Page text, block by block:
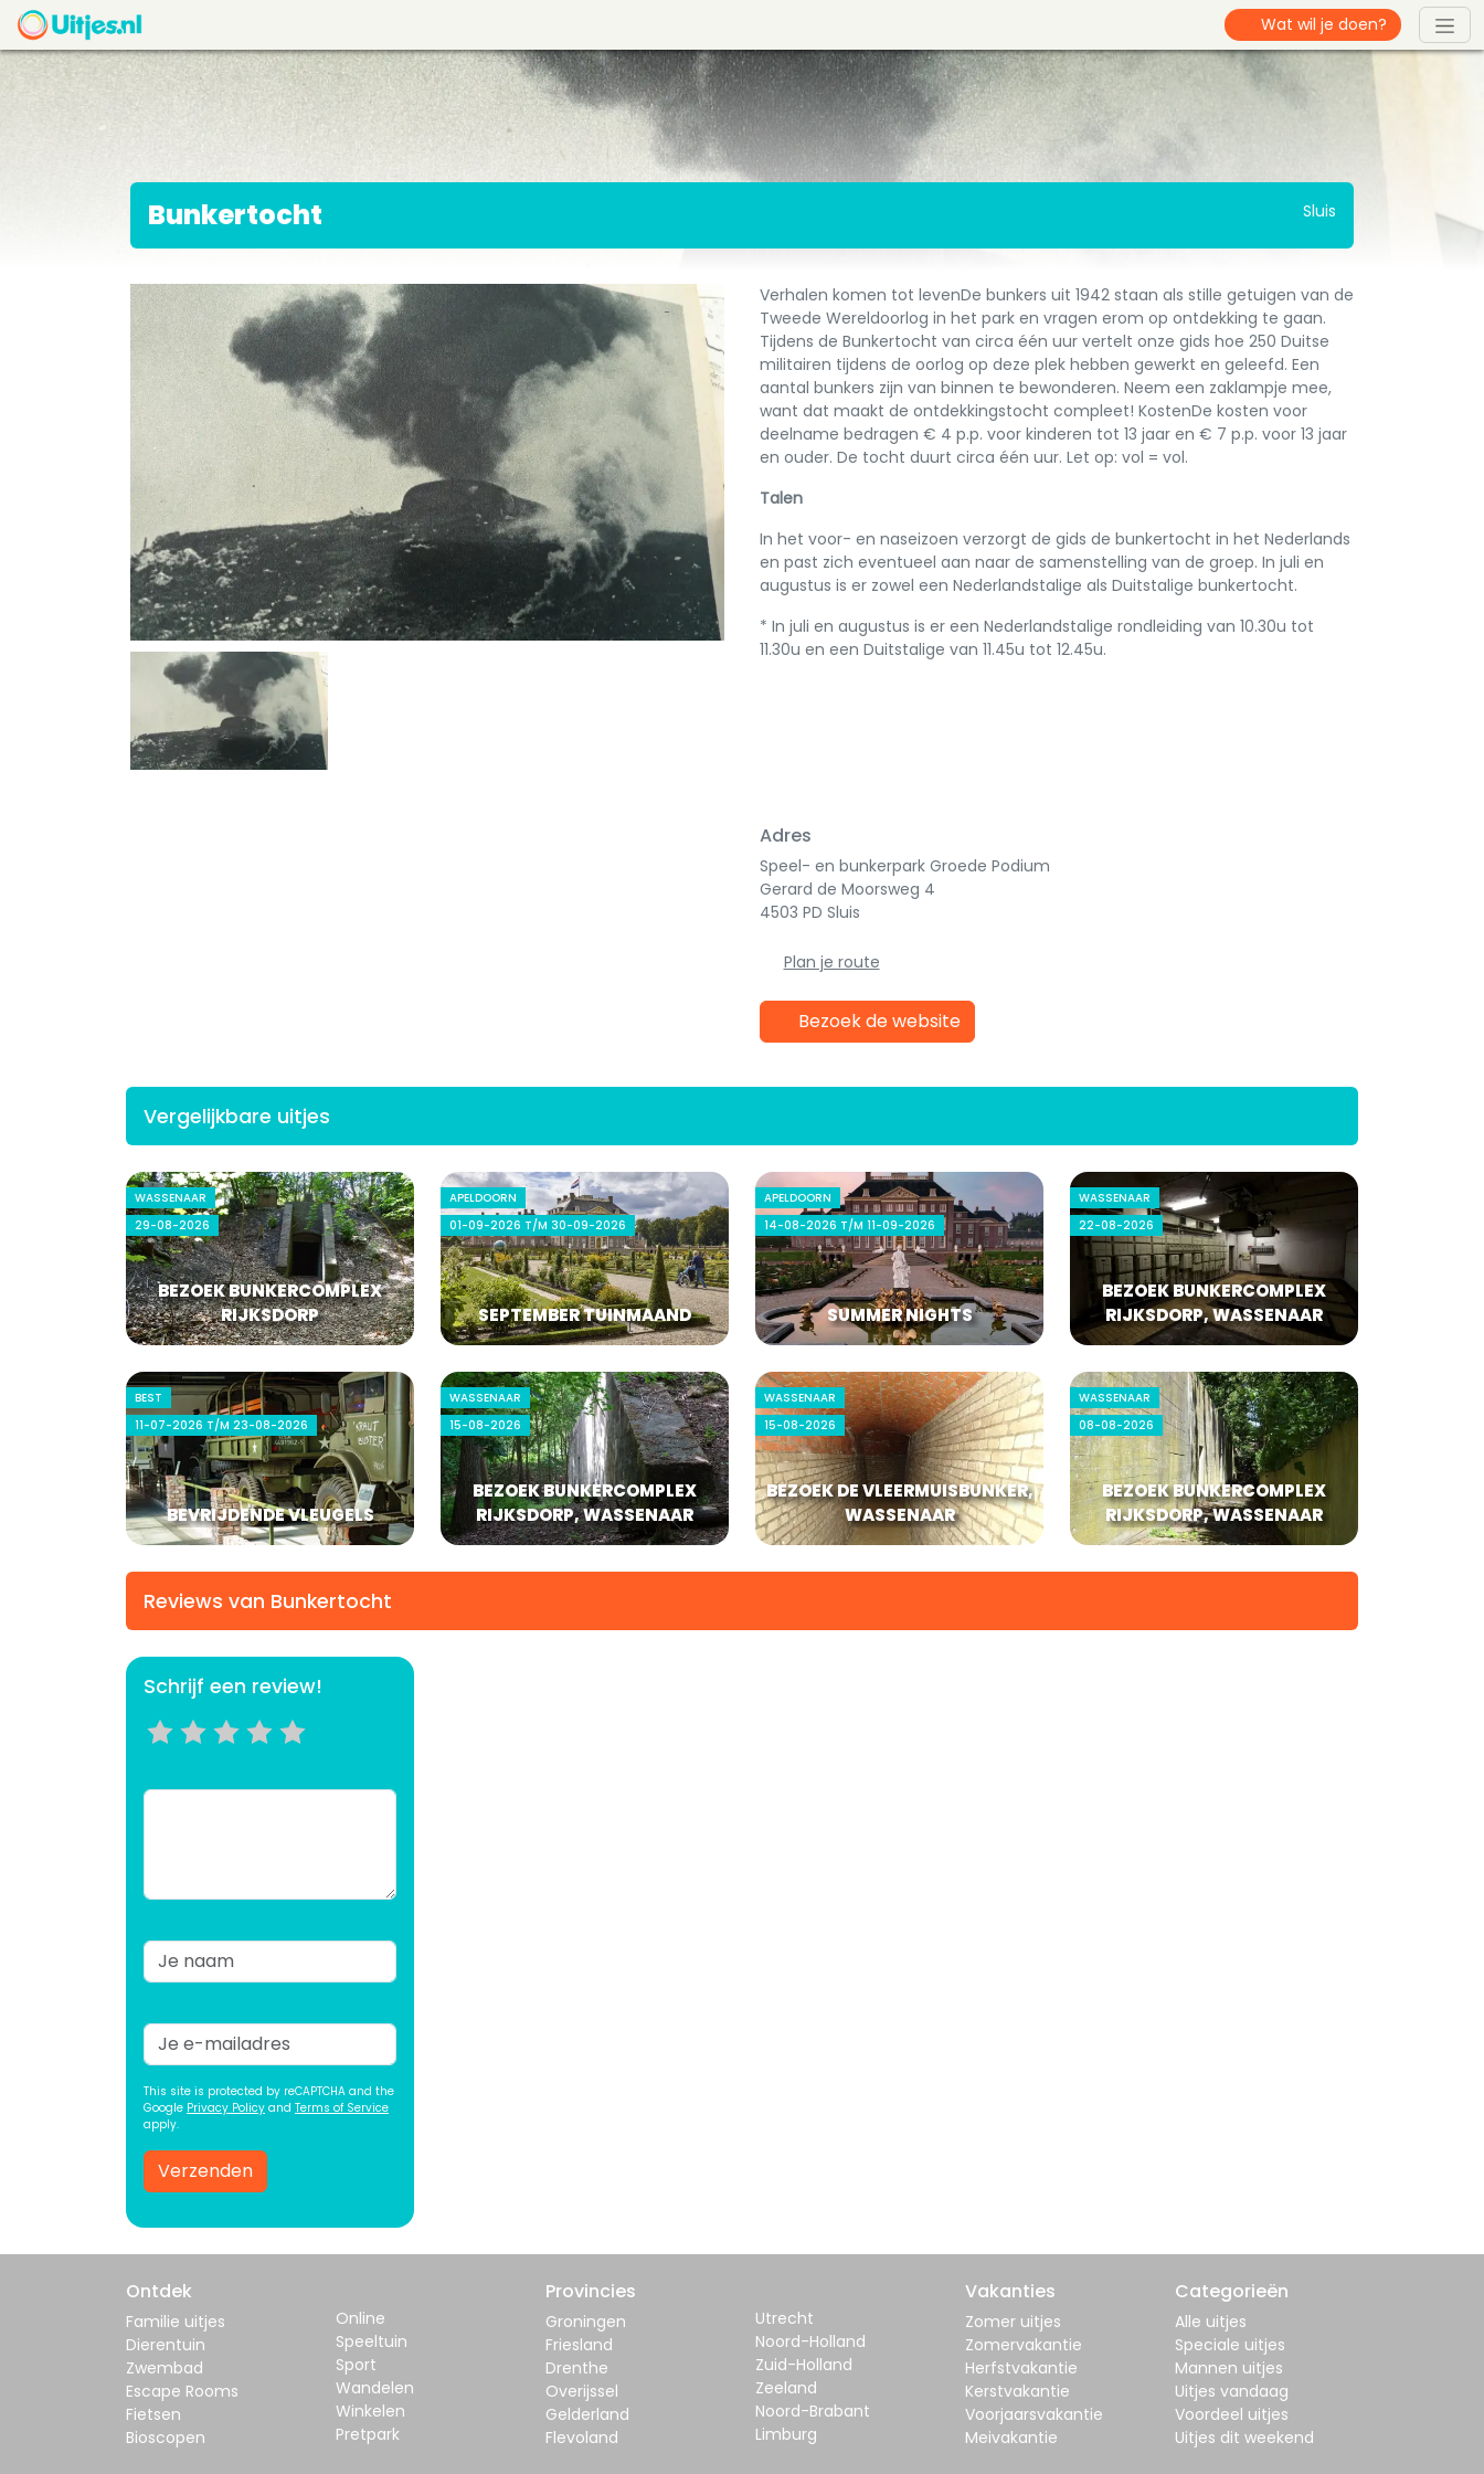
Bunkertocht Sluis
Verhalen komen tot levenDe bunkers uit 1942 staan als stille getuigen van de
Tweede Wereldoorlog in het park en vragen erom op ontdekking te gaan.
Tijdens de Bunkertocht van circa één uur vertelt onze gids hoe 250 Duitse
militairen tijdens de oorlog op deze plek hebben gewerkt en geleefd. Een
aantal bunkers zijn van binnen te bewonderen. Neem een zaklampje mee,
want dat maakt de ontdekkingstocht compleet! KostenDe kosten voor
deelname bedragen € 4 p.p. voor kinderen tot 13 jaar en € 7 p.p. voor 13 jaar
en ouder. De tocht duurt circa één uur. Let op: vol = vol.
Talen
In het voor- en naseizoen verzorgt de gids de bunkertocht in het Nederlands
en past zich eventueel aan naar de samenstelling van de groep. In juli en
augustus is er zowel een Nederlandstalige als Duitstalige bunkertocht.
* In juli en augustus is er een Nederlandstalige rondleiding van 10.30u tot
11.30u en een Duitstalige van 11.45u tot 12.45u.
Adres
Speel- en bunkerpark Groede Podium
Gerard de Moorsweg 4
4503 PD Sluis
Plan je route
Bezoek de website
Vergelijkbare uitjes
WASSENAAR
29-08-2026
BEZOEK BUNKERCOMPLEX
RIJKSDORP
APELDOORN
01-09-2026 T/M 30-09-2026
SEPTEMBER TUINMAAND
APELDOORN
14-08-2026 T/M 11-09-2026
SUMMER NIGHTS
WASSENAAR
22-08-2026
BEZOEK BUNKERCOMPLEX
RIJKSDORP, WASSENAAR
BEST
11-07-2026 T/M 23-08-2026
BEVRIJDENDE VLEUGELS
WASSENAAR
15-08-2026
BEZOEK BUNKERCOMPLEX
RIJKSDORP, WASSENAAR
WASSENAAR
15-08-2026
BEZOEK DE VLEERMUISBUNKER,
WASSENAAR
WASSENAAR
08-08-2026
BEZOEK BUNKERCOMPLEX
RIJKSDORP, WASSENAAR
Reviews van Bunkertocht
Schrijf een review!
This site is protected by reCAPTCHA and the
Google Privacy Policy and Terms of Service
apply.
Verzenden
Ontdek
Familie uitjes
Dierentuin
Zwembad
Escape Rooms
Fietsen
Bioscopen
Online
Speeltuin
Sport
Wandelen
Winkelen
Pretpark
Provincies
Groningen
Friesland
Drenthe
Overijssel
Gelderland
Flevoland
Utrecht
Noord-Holland
Zuid-Holland
Zeeland
Noord-Brabant
Limburg
Vakanties
Zomer uitjes
Zomervakantie
Herfstvakantie
Kerstvakantie
Voorjaarsvakantie
Meivakantie
Categorieën
Alle uitjes
Speciale uitjes
Mannen uitjes
Uitjes vandaag
Voordeel uitjes
Uitjes dit weekend